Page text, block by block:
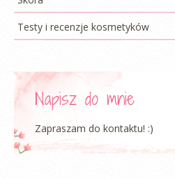
Testy i recenzje kosmetyków
Napisz do mnie
Zapraszam do kontaktu! :)